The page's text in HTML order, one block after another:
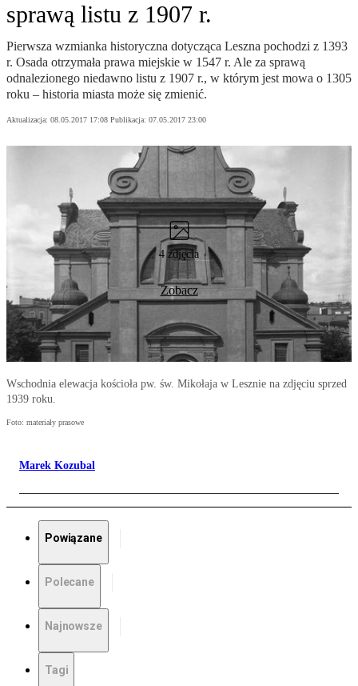
sprawą listu z 1907 r.
Pierwsza wzmianka historyczna dotycząca Leszna pochodzi z 1393
r. Osada otrzymała prawa miejskie w 1547 r. Ale za sprawą
odnalezionego niedawno listu z 1907 r., w którym jest mowa o 1305
roku – historia miasta może się zmienić.
Aktualizacja: 08.05.2017 17:08 Publikacja: 07.05.2017 23:00
4 zdjęcia
Zobacz
Wschodnia elewacja kościoła pw. św. Mikołaja w Lesznie na zdjęciu sprzed
1939 roku.
Foto: materiały prasowe
Marek Kozubal
Powiązane
Polecane
Najnowsze
Tagi